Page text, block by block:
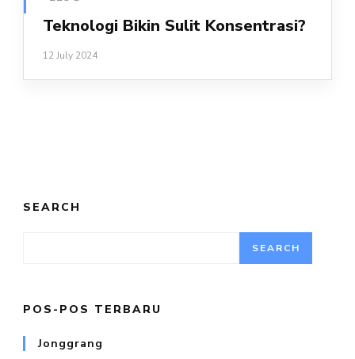
Teknologi Bikin Sulit Konsentrasi?
12 July 2024
SEARCH
SEARCH
POS-POS TERBARU
Jonggrang